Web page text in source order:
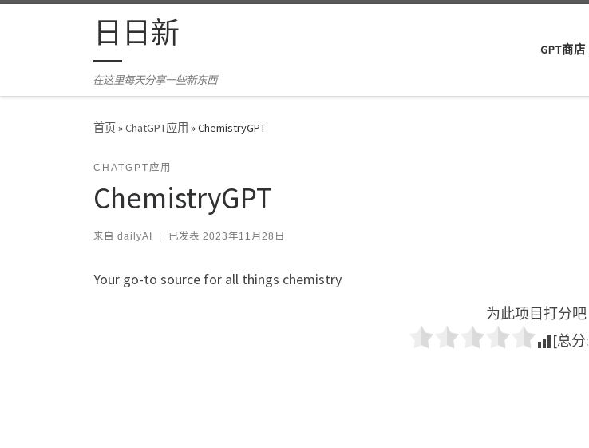
Skip to content日日新
在这里每天分享一些新东西
GPT商店
首页»ChatGPT应用 »ChemistryGPT
CHATGPT应用
ChemistryGPT
来自 dailyAI 已发表 2023年11月28日
Your go-to source for all things chemistry
为此项目打分吧
[总分: